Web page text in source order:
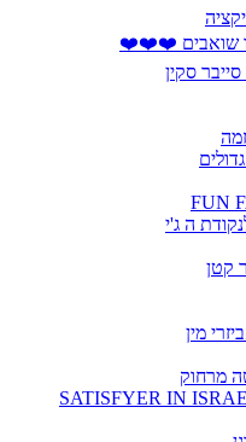
או שואבים ❤️❤️❤️
סקין
קטן
מין
מרחוק